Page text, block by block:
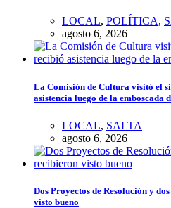
LOCAL, POLÍTICA,
agosto 6, 2026
La Comisión de Cultura visitó el
asistencia luego de la emboscada
LOCAL, SALTA
agosto 6, 2026
Dos Proyectos de Resolución y
visto bueno